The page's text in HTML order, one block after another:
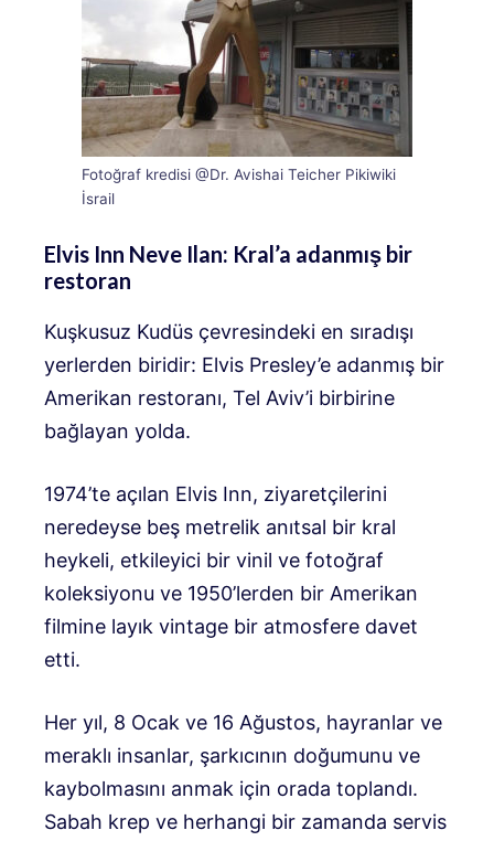
Fotoğraf kredisi @Dr. Avishai Teicher Pikiwiki
İsrail
Elvis Inn Neve Ilan: Kral’a adanmış bir
restoran
Kuşkusuz Kudüs çevresindeki en sıradışı
yerlerden biridir: Elvis Presley’e adanmış bir
Amerikan restoranı, Tel Aviv’i birbirine
bağlayan yolda.
1974’te açılan Elvis Inn, ziyaretçilerini
neredeyse beş metrelik anıtsal bir kral
heykeli, etkileyici bir vinil ve fotoğraf
koleksiyonu ve 1950’lerden bir Amerikan
filmine layık vintage bir atmosfere davet
etti.
Her yıl, 8 Ocak ve 16 Ağustos, hayranlar ve
meraklı insanlar, şarkıcının doğumunu ve
kaybolmasını anmak için orada toplandı.
Sabah krep ve herhangi bir zamanda servis